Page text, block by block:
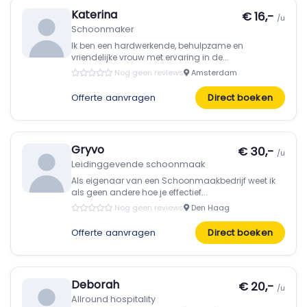
Katerina
Schoonmaker
€ 16,- /u
Ik ben een hardwerkende, behulpzame en
vriendelijke vrouw met ervaring in de...
Nog geen reviews Amsterdam
Offerte aanvragen Direct boeken
Gryvo
Leidinggevende schoonmaak
€ 30,- /u
Als eigenaar van een Schoonmaakbedrijf weet ik
als geen andere hoe je effectief...
Nog geen reviews Den Haag
Offerte aanvragen Direct boeken
Deborah
Allround hospitality
€ 20,- /u